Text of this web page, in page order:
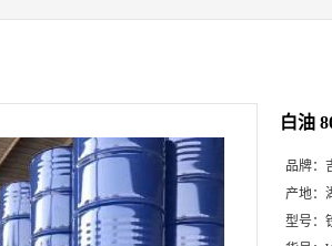
白油
品牌：
产地：
型号：